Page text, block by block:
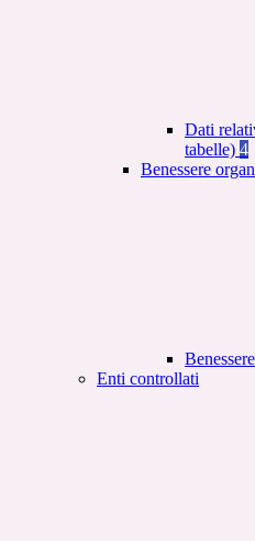
Dati
tabelle) 4
Benessere
Enti controllati